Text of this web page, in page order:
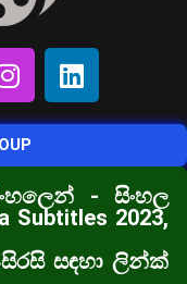
- සිංහල
2023,
සඳහා ලින්ක්